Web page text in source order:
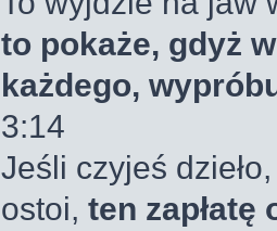
to pokaże, gdyż
każdego,
3:14
Jeśli czyjeś
ostoi, ten zapłatę